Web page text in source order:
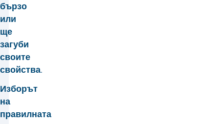
бързо
или
ще
загуби
своите
свойства.
Изборът
на
правилната